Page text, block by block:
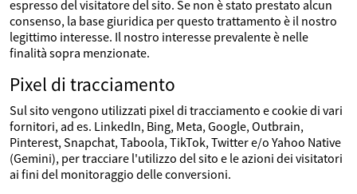
espresso del visitatore del sito. Se non è stato prestato alcun
consenso, la base giuridica per questo trattamento è il nostro
legittimo interesse. Il nostro interesse prevalente è nelle
finalità sopra menzionate.
Pixel di tracciamento
Sul sito vengono utilizzati pixel di tracciamento e cookie di vari
fornitori, ad es. LinkedIn, Bing, Meta, Google, Outbrain,
Pinterest, Snapchat, Taboola, TikTok, Twitter e/o Yahoo Native
(Gemini), per tracciare l'utilizzo del sito e le azioni dei visitatori
ai fini del monitoraggio delle conversioni.